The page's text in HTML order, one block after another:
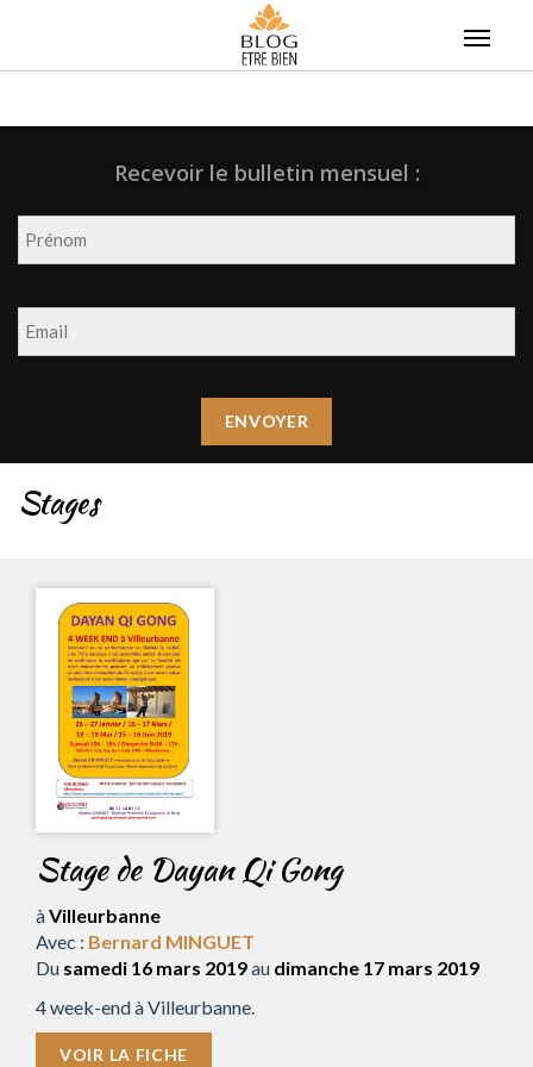
content
Recevoir le bulletin mensuel :
Stages
Stage de Dayan Qi Gong
àVilleurbanne
Avec : Bernard MINGUET
Du samedi 16 mars 2019au dimanche 17 mars 2019
4 week-end à Villeurbanne.
VOIR LA FICHE